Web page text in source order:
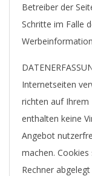
Betreiber der
Schritte im Falle
Internetseiten
richten auf Ihrem
enthalten keine
Angebot
machen.
Rechner